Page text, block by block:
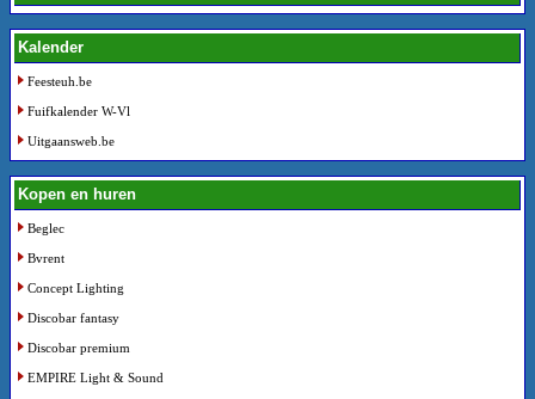
Kalender
Feesteuh.be
Fuifkalender W-Vl
Uitgaansweb.be
Kopen en huren
Beglec
Bvrent
Concept Lighting
Discobar fantasy
Discobar premium
EMPIRE Light & Sound